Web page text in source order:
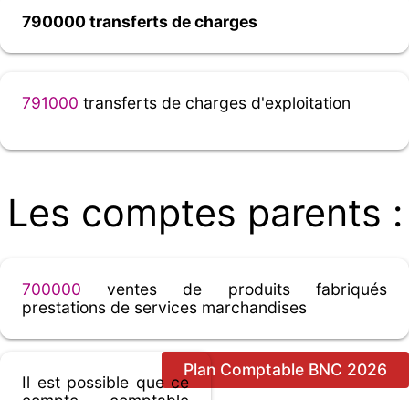
790000 transferts de charges
791000 transferts de charges d'exploitation
Les comptes parents :
700000 ventes de produits fabriqués
prestations de services marchandises
Plan Comptable BNC 2026
Il est possible que ce